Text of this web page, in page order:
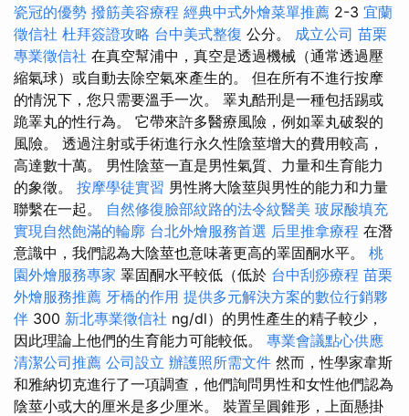
瓷冠的優勢 撥筋美容療程 經典中式外燴菜單推薦 2-3 宜蘭
徵信社 杜拜簽證攻略 台中美式整復 公分。 成立公司 苗栗
專業徵信社 在真空幫浦中，真空是透過機械（通常透過壓
縮氣球）或自動去除空氣來產生的。 但在所有不進行按摩
的情況下，您只需要溫手一次。 睪丸酷刑是一種包括踢或
跪睪丸的性行為。 它帶來許多醫療風險，例如睪丸破裂的
風險。 透過注射或手術進行永久性陰莖增大的費用較高，
高達數十萬。 男性陰莖一直是男性氣質、力量和生育能力
的象徵。 按摩學徒實習 男性將大陰莖與男性的能力和力量
聯繫在一起。 自然修復臉部紋路的法令紋醫美 玻尿酸填充
實現自然飽滿的輪廓 台北外燴服務首選 后里推拿療程 在潛
意識中，我們認為大陰莖也意味著更高的睪固酮水平。 桃
園外燴服務專家 睪固酮水平較低（低於 台中刮痧療程 苗栗
外燴服務推薦 牙橋的作用 提供多元解決方案的數位行銷夥
伴 300 新北專業徵信社 ng/dl）的男性產生的精子較少，
因此理論上他們的生育能力可能較低。 專業會議點心供應
清潔公司推薦 公司設立 辦護照所需文件 然而，性學家韋斯
和雅納切克進行了一項調查，他們詢問男性和女性他們認為
陰莖小或大的厘米是多少厘米。 裝置呈圓錐形，上面懸掛